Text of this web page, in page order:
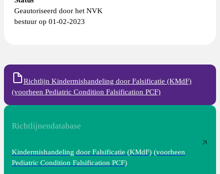
Geautoriseerd door het NVK
bestuur op 01-02-2023
Richtlijn Kindermishandeling door Falsificatie (KMdF)
(voorheen Pediatric Condition Falsification PCF)
Richtlijnendatabase
Kindermishandeling door Falsificatie (KMdF) (voorheen
Pediatric Condition Falsification PCF)